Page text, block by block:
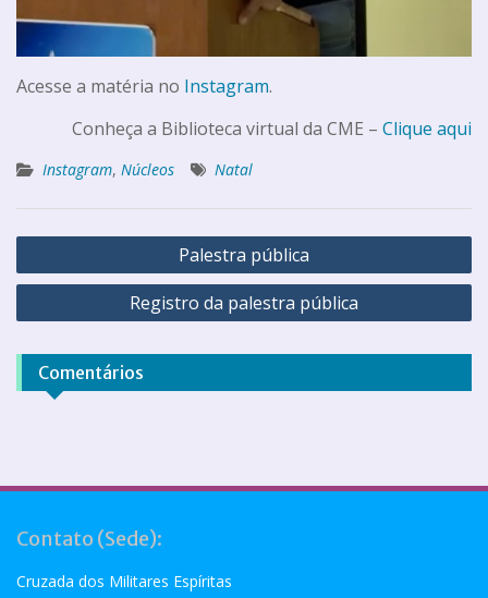
Acesse a matéria no Instagram.
Conheça a Biblioteca virtual da CME – Clique aqui
Instagram, Núcleos Natal
Palestra pública
Registro da palestra pública
Comentários
Contato (Sede):
Cruzada dos Militares Espíritas